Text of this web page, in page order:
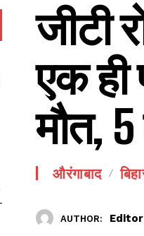
जीटी
एक ही
मौत,
औरंगाबाद
AUTHOR: Editor